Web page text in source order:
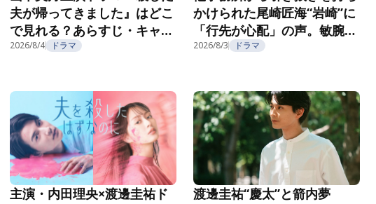
夫が帰ってきました』はどこ
で見れる？あらすじ・キャス
ト・配信視聴方法を紹介
2026/8/4 ドラマ
かけられた尾崎匠海“岩崎”に
「行先が心配」の声。敏腕社
長の企みにゾッ…『親愛なる
2026/8/3 ドラマ
主演・内田理央×渡邊圭祐ド
渡邊圭祐“慶太”と箭内夢